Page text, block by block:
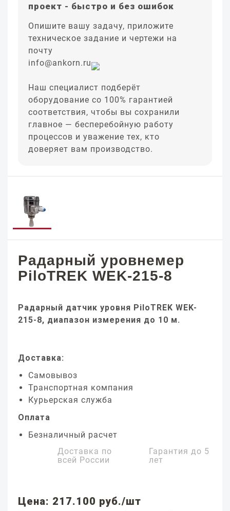
проект - быстро и без ошибок
Опишите вашу задачу, приложите
техническое задание и чертежи на
почту
info@ankorn.ru
Наш специалист подберёт
оборудование со 100% гарантией
соответствия, чтобы вы сохранили
главное — бесперебойную работу
процессов и уважение тех, кто
доверяет вам производство.
Радарный уровнемер
PiloTREK WEK-215-8
Радарный датчик уровня PiloTREK WEK-
215-8, диапазон измерения до 10 м.
Доставка:
Самовывоз
Транспортная компания
Курьерская служба
Оплата
Безналичный расчет
Доставка по
всей России
Гарантия до 5
лет
Цена: 217.100 руб./шт